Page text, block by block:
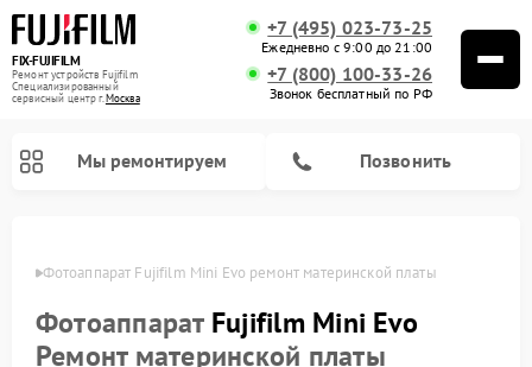
FIX-FUJIFILM
Ремонт устройств Fujifilm
Специализированный
cервисный центр г.Москва
+7 (495) 023-73-25
Ежедневно с 9:00 до 21:00
+7 (800) 100-33-26
Звонок бесплатный по РФ
Мы ремонтируем Позвонить
Фотоаппарат Fujifilm Mini Evo ремонт материнской платы
Фотоаппарат Fujifilm Mini Evo
Ремонт материнской платы